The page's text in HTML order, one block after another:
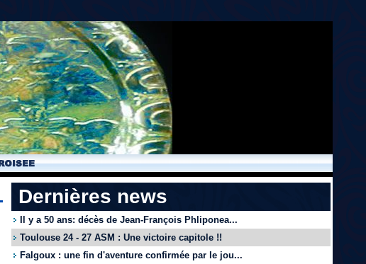
Dernières news
Il y a 50 ans: décès de Jean-François Phliponea...
Toulouse 24 - 27 ASM : Une victoire capitole !!
Falgoux : une fin d'aventure confirmée par le jou...